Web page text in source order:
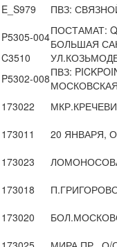
E_S979
ПВЗ:
P5305-004ПОСТАМАТ:
БОЛЬШАЯ
C3510
P5302-008ПВЗ:
МОСКОВСКАЯ
173022
173011
20 ЯНВАРЯ,
173023
173018
173020